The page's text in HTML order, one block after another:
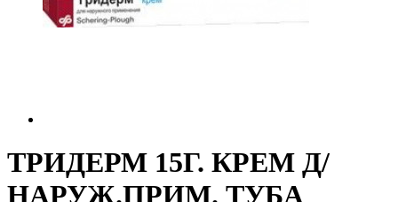
ТРИДЕРМ 15Г. КРЕМ Д/
НАРУЖ.ПРИМ. ТУБА